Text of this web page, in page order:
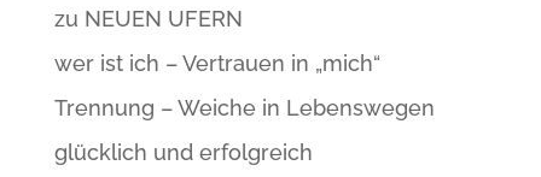
zu NEUEN UFERN
wer ist ich – Vertrauen in „mich“
Trennung – Weiche in Lebenswegen
glücklich und erfolgreich